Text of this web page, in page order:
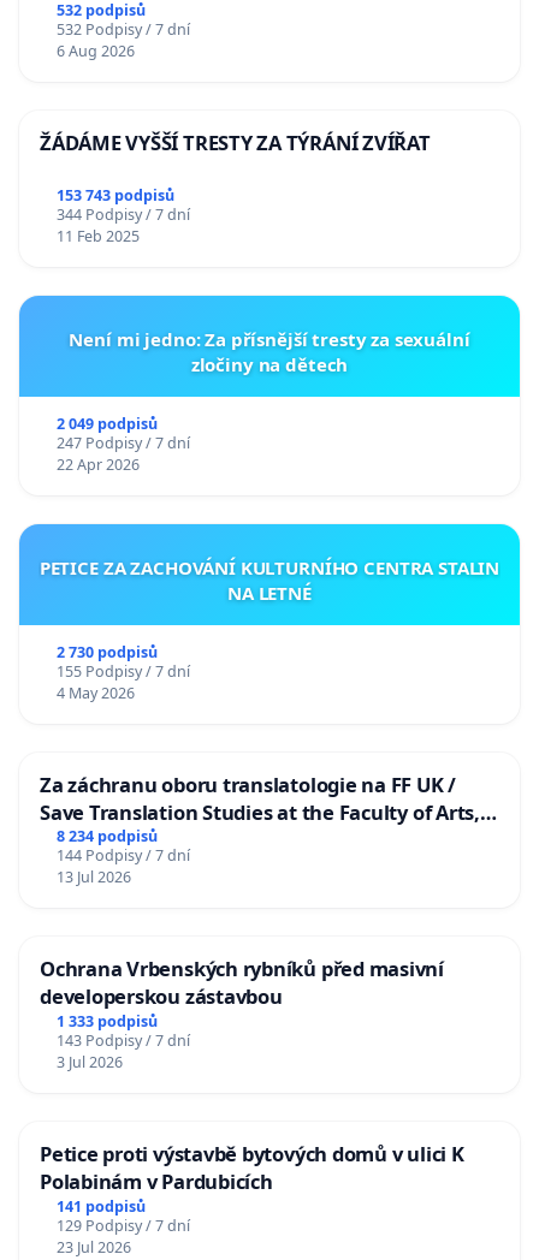
532 podpisů
532 Podpisy / 7 dní
6 Aug 2026
ŽÁDÁME VYŠŠÍ TRESTY ZA TÝRÁNÍ ZVÍŘAT
153 743 podpisů
344 Podpisy / 7 dní
11 Feb 2025
Není mi jedno: Za přísnější tresty za sexuální
zločiny na dětech
2 049 podpisů
247 Podpisy / 7 dní
22 Apr 2026
PETICE ZA ZACHOVÁNÍ KULTURNÍHO CENTRA STALIN
NA LETNÉ
2 730 podpisů
155 Podpisy / 7 dní
4 May 2026
Za záchranu oboru translatologie na FF UK /
Save Translation Studies at the Faculty of Arts,
Charles University
8 234 podpisů
144 Podpisy / 7 dní
13 Jul 2026
Ochrana Vrbenských rybníků před masivní
developerskou zástavbou
1 333 podpisů
143 Podpisy / 7 dní
3 Jul 2026
Petice proti výstavbě bytových domů v ulici K
Polabinám v Pardubicích
141 podpisů
129 Podpisy / 7 dní
23 Jul 2026